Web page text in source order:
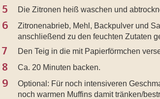
5 Die Zitronen heiß waschen und
6
Zitronenabrieb, Mehl, Backpulver und
anschließend zu den feuchten Zutaten
7 Den Teig in die mit Papierförmchen
8 Ca. 20 Minuten backen.
9
Optional: Für noch intensiveren
noch warmen Muffins damit tränken/